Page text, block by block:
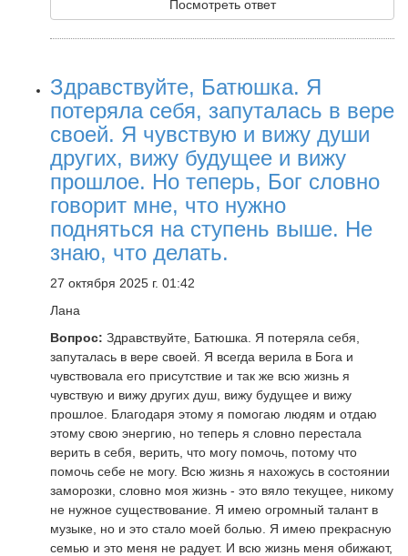
Посмотреть ответ
Здравствуйте, Батюшка. Я
потеряла себя, запуталась в вере
своей. Я чувствую и вижу души
других, вижу будущее и вижу
прошлое. Но теперь, Бог словно
говорит мне, что нужно
подняться на ступень выше. Не
знаю, что делать.
27 октября 2025 г. 01:42
Лана
Вопрос: Здравствуйте, Батюшка. Я потеряла себя,
запуталась в вере своей. Я всегда верила в Бога и
чувствовала его присутствие и так же всю жизнь я
чувствую и вижу других душ, вижу будущее и вижу
прошлое. Благодаря этому я помогаю людям и отдаю
этому свою энергию, но теперь я словно перестала
верить в себя, верить, что могу помочь, потому что
помочь себе не могу. Всю жизнь я нахожусь в состоянии
заморозки, словно моя жизнь - это вяло текущее, никому
не нужное существование. Я имею огромный талант в
музыке, но и это стало моей болью. Я имею прекрасную
семью и это меня не радует. И всю жизнь меня обижают,